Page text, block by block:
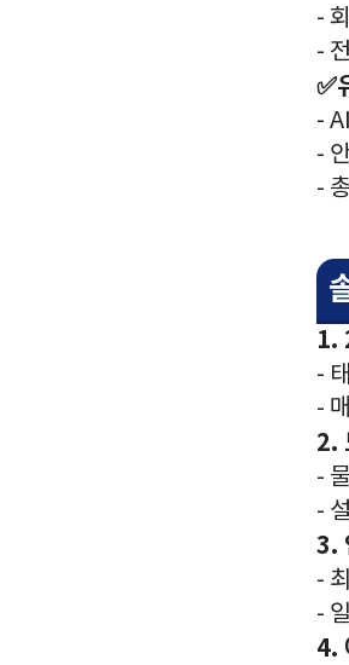
-
-
✅
-
-
-
1.
-
-
2.
-
-
3.
-
-
4.